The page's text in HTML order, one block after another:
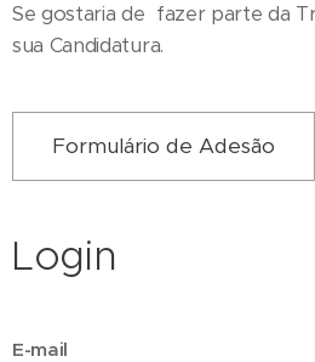
Se gostaria de fazer parte da
sua Candidatura.
Formulário de Adesão
Login
E-mail